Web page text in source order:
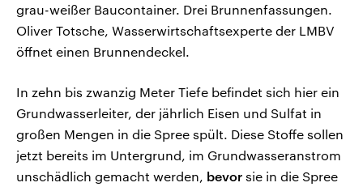
grau-weißer Baucontainer. Drei Brunnenfassungen.
Oliver Totsche, Wasserwirtschaftsexperte der LMBV
öffnet einen Brunnendeckel.
In zehn bis zwanzig Meter Tiefe befindet sich hier ein
Grundwasserleiter, der jährlich Eisen und Sulfat in
großen Mengen in die Spree spült. Diese Stoffe sollen
jetzt bereits im Untergrund, im Grundwasseranstrom
unschädlich gemacht werden, bevor sie in die Spree